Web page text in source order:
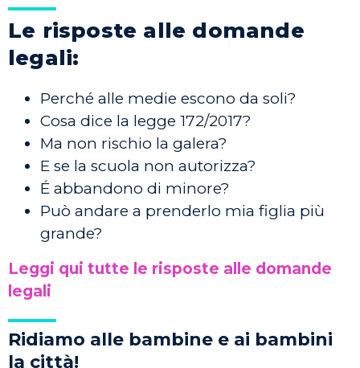
Le risposte alle domande
legali:
Perché alle medie escono da soli?
Cosa dice la legge 172/2017?
Ma non rischio la galera?
E se la scuola non autorizza?
É abbandono di minore?
Può andare a prenderlo mia figlia più
grande?
Leggi qui tutte le risposte alle domande
legali
Ridiamo alle bambine e ai bambini
la città!